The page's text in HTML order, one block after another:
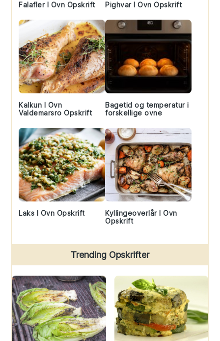
Falafler I Ovn Opskrift Pighvar I Ovn Opskrift
Kalkun I Ovn
Valdemarsro Opskrift
Bagetid og temperatur i
forskellige ovne
Laks I Ovn Opskrift
Kyllingeoverlår I Ovn
Opskrift
Trending Opskrifter